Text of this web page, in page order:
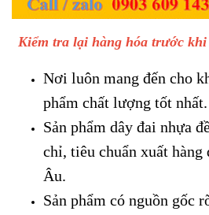
Kiểm tra lại hàng hóa trước
Nơi luôn mang đến cho
phẩm chất lượng tốt nhất.
Sản phẩm dây đai nhựa
chỉ, tiêu chuẩn xuất hàng
Âu.
Sản phẩm có nguồn gốc